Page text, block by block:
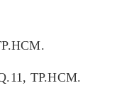
TP.HCM.